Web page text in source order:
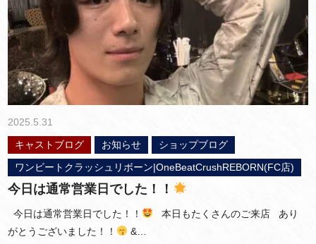
2025.5.31
キャストブログ
お知らせ
ショップブログ
ワンビートクラッシュリボーン|OneBeatCrushREBORN(FC店)
今日は通常営業日でした！！
今日は通常営業日でした！！
本日もたくさんのご来店 あり
がとうございました！！
&…